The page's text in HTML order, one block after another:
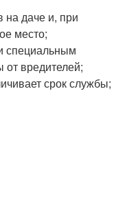
на даче и, при
место;
специальным
вредителей;
срок службы;